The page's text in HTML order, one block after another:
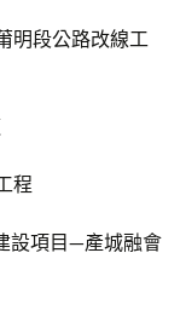
明段公路改線工
程
設項目—產城融會